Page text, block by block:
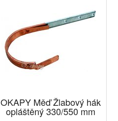
OKAPY Měď Žlabový hák
opláštěný 330/550 mm